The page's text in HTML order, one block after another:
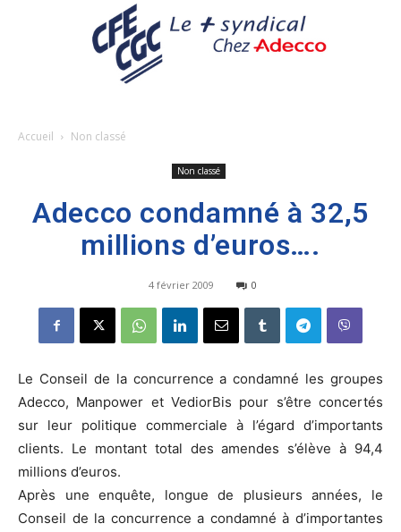
Accueil Non classé
Non classé
Adecco condamné à 32,5
millions d’euros….
4 février 2009 0
Le Conseil de la concurrence a condamné les groupes
Adecco, Manpower et VediorBis pour s’être concertés
sur leur politique commerciale à l’égard d’importants
clients. Le montant total des amendes s’élève à 94,4
millions d’euros.
Après une enquête, longue de plusieurs années, le
Conseil de la concurrence a condamné à d’importantes